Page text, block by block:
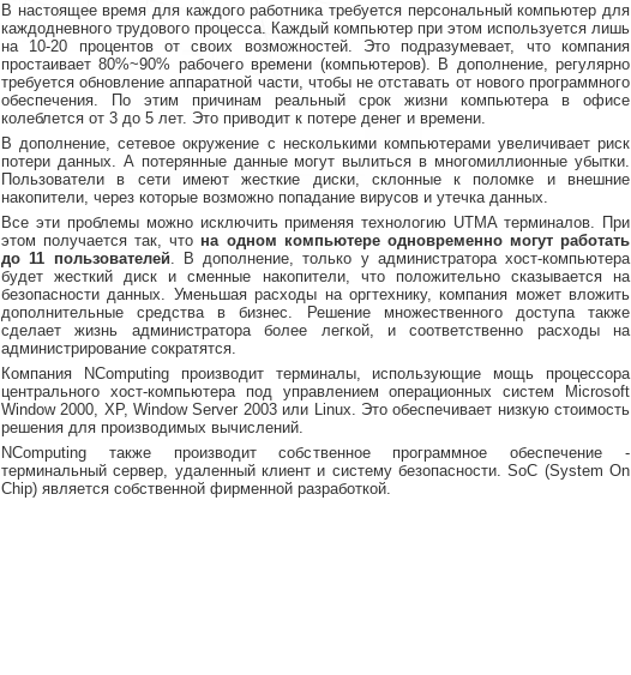
В настоящее время для каждого работника требуется персональный компьютер для
каждодневного трудового процесса. Каждый компьютер при этом используется лишь
на 10-20 процентов от своих возможностей. Это подразумевает, что компания
простаивает 80%~90% рабочего времени (компьютеров). В дополнение, регулярно
требуется обновление аппаратной части, чтобы не отставать от нового программного
обеспечения. По этим причинам реальный срок жизни компьютера в офисе
колеблется от 3 до 5 лет. Это приводит к потере денег и времени.
В дополнение, сетевое окружение с несколькими компьютерами увеличивает риск
потери данных. А потерянные данные могут вылиться в многомиллионные убытки.
Пользователи в сети имеют жесткие диски, склонные к поломке и внешние
накопители, через которые возможно попадание вирусов и утечка данных.
Все эти проблемы можно исключить применяя технологию UTMA терминалов. При
этом получается так, что на одном компьютере одновременно могут работать
до 11 пользователей. В дополнение, только у администратора хост-компьютера
будет жесткий диск и сменные накопители, что положительно сказывается на
безопасности данных. Уменьшая расходы на оргтехнику, компания может вложить
дополнительные средства в бизнес. Решение множественного доступа также
сделает жизнь администратора более легкой, и соответственно расходы на
администрирование сократятся.
Компания NComputing производит терминалы, использующие мощь процессора
центрального хост-компьютера под управлением операционных систем Microsoft
Window 2000, XP, Window Server 2003 или Linux. Это обеспечивает низкую стоимость
решения для производимых вычислений.
NComputing также производит собственное программное обеспечение -
терминальный сервер, удаленный клиент и систему безопасности. SoC (System On
Chip) является собственной фирменной разработкой.